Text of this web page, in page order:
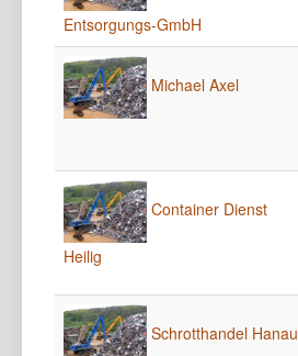
Entsorgungs-GmbH
Michael Axel
Container Dienst
Heilig
Schrotthandel Hanau